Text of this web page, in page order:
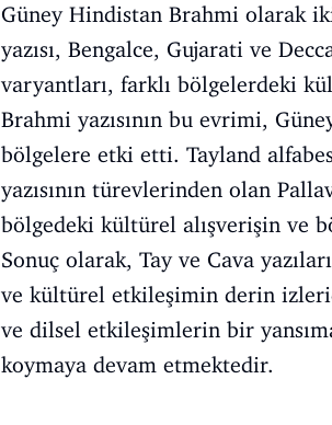
Güney Hindistan Brahmi olarak
yazısı, Bengalce, Gujarati ve
varyantları, farklı bölgelerdeki
Brahmi yazısının bu evrimi,
bölgelere etki etti. Tayland
yazısının türevlerinden olan
bölgedeki kültürel alışverişin ve
Sonuç olarak, Tay ve Cava
ve kültürel etkileşimin derin
ve dilsel etkileşimlerin bir
koymaya devam etmektedir.